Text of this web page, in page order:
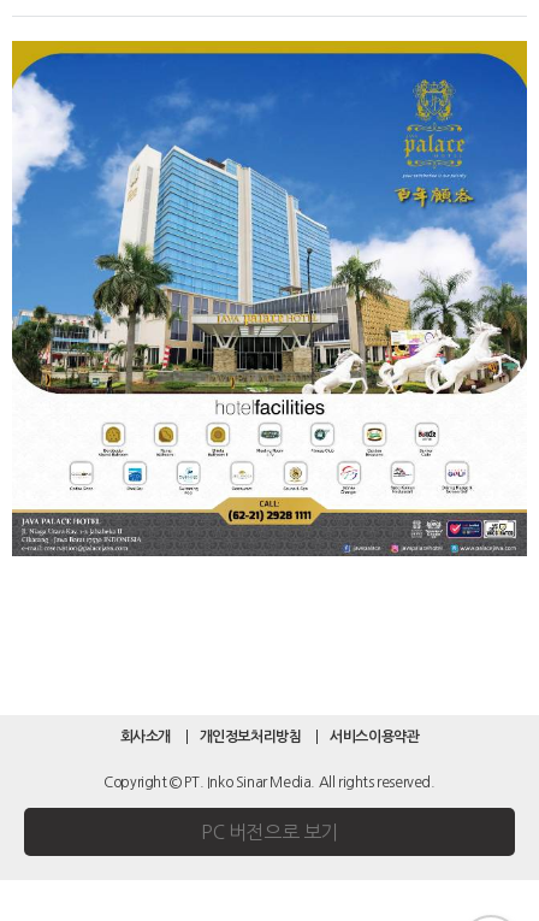
회사소개 개인정보처리방침 서비스이용약관
Copyright © PT. Inko Sinar Media. All rights reserved.
PC 버전으로 보기